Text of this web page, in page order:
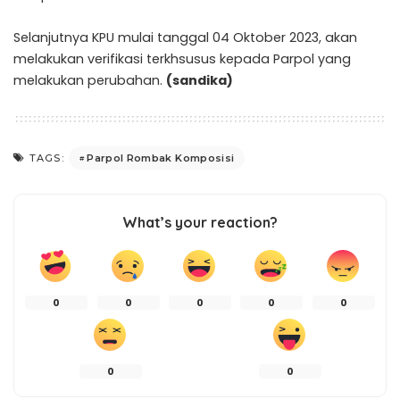
Selanjutnya KPU mulai tanggal 04 Oktober 2023, akan
melakukan verifikasi terkhsusus kepada Parpol yang
melakukan perubahan. (sandika)
TAGS: Parpol Rombak Komposisi
What’s your reaction?
0 0 0 0 0
0 0